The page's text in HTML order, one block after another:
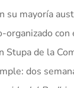
su mayoría
organizado con
Stupa de la
dos